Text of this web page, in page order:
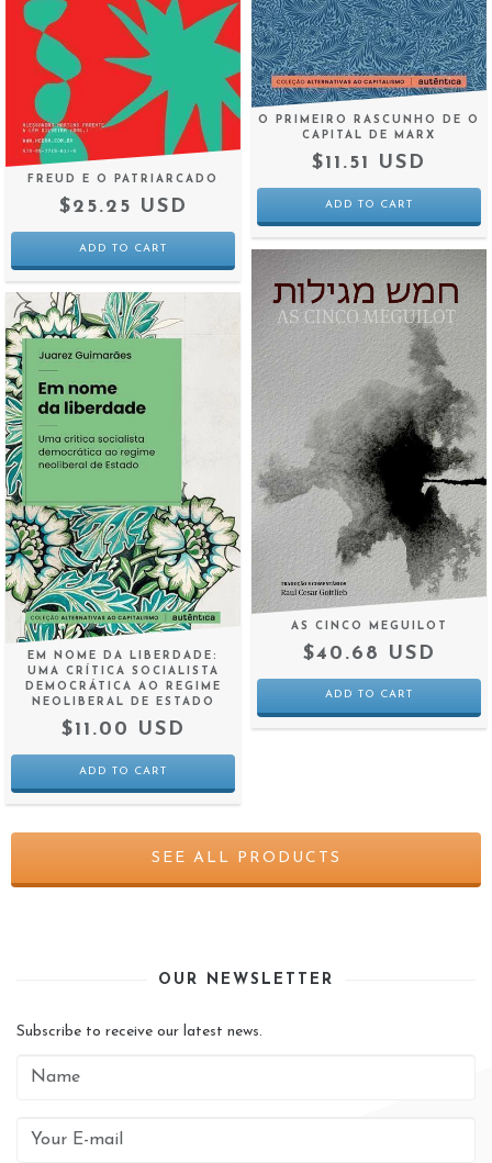
FREUD E O PATRIARCADO
$25.25 USD
O PRIMEIRO RASCUNHO DE O
CAPITAL DE MARX
$11.51 USD
EM NOME DA LIBERDADE:
UMA CRÍTICA SOCIALISTA
DEMOCRÁTICA AO REGIME
NEOLIBERAL DE ESTADO
$11.00 USD
AS CINCO MEGUILOT
$40.68 USD
SEE ALL PRODUCTS
OUR NEWSLETTER
Subscribe to receive our latest news.